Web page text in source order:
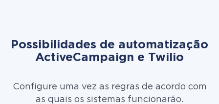
Possibilidades de automatização
ActiveCampaign e Twilio
Configure uma vez as regras de acordo com
as quais os sistemas funcionarão.